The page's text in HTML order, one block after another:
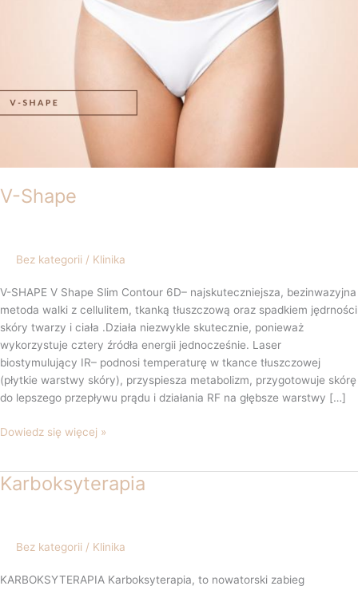
V-Shape
Bez kategorii / Klinika
V-SHAPE V Shape Slim Contour 6D– najskuteczniejsza, bezinwazyjna
metoda walki z cellulitem, tkanką tłuszczową oraz spadkiem jędrności
skóry twarzy i ciała .Działa niezwykle skutecznie, ponieważ
wykorzystuje cztery źródła energii jednocześnie. Laser
biostymulujący IR– podnosi temperaturę w tkance tłuszczowej
(płytkie warstwy skóry), przyspiesza metabolizm, przygotowuje skórę
do lepszego przepływu prądu i działania RF na głębsze warstwy […]
Dowiedz się więcej »
Karboksyterapia
Bez kategorii / Klinika
KARBOKSYTERAPIA Karboksyterapia, to nowatorski zabieg
Karboksyterapia